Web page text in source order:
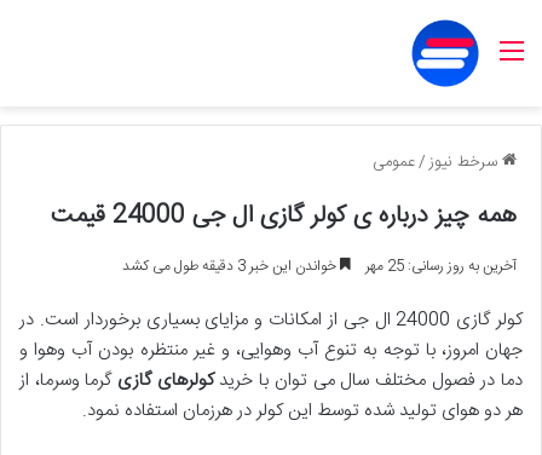
منو
سرخط نیوز/عمومی
همه چیز درباره ی کولر گازی ال جی 24000 قیمت
آخرین به روز رسانی: 25 مهر خواندن این خبر 3 دقیقه طول می کشد
کولر گازی 24000 ال جی از امکانات و مزایای بسیاری برخوردار است. در
جهان امروز، با توجه به تنوع آب وهوایی، و غیر منتظره بودن آب وهوا و
دما در فصول مختلف سال می توان با خریدکولرهای گازیگرما وسرما، از
هر دو هوای تولید شده توسط این کولر در هرزمان استفاده نمود.